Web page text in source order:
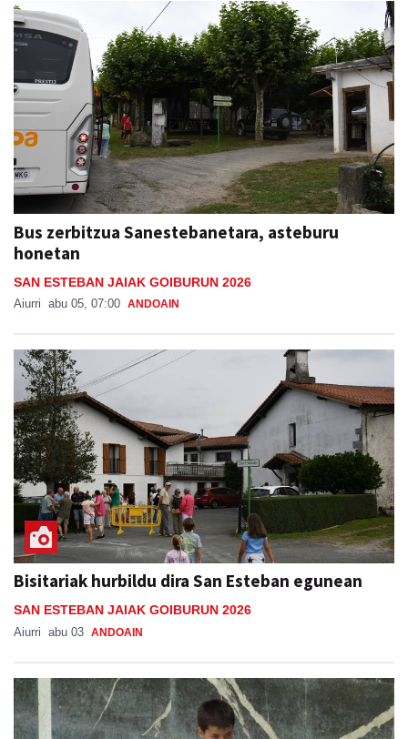
Bus zerbitzua Sanestebanetara, asteburu
honetan
SAN ESTEBAN JAIAK GOIBURUN 2026
Aiurri abu 05, 07:00 ANDOAIN
Bisitariak hurbildu dira San Esteban egunean
SAN ESTEBAN JAIAK GOIBURUN 2026
Aiurri abu 03 ANDOAIN